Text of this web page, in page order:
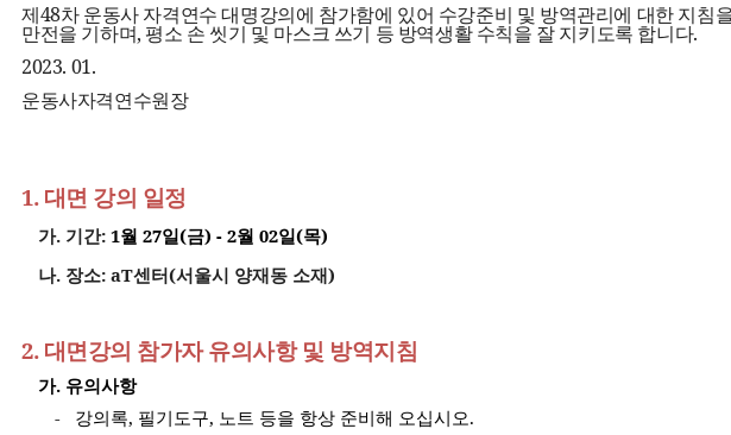
제48차 운동사 자격연수 대명강의에 참가함에 있어 수강준비 및 방역관리에 대한 지
만전을 기하며,평소 손 씻기 및 마스크 쓰기 등 방역생활 수칙을 잘 지키도록 합니다.
2023. 01.
운동사자격연수원장
1. 대면 강의 일정
가. 기간:1월27일(금) - 2월02일(목)
나. 장소: aT센터(서울시 양재동 소재)
2. 대면강의 참가자 유의사항 및 방역지침
가. 유의사항
-
강의록, 필기도구, 노트 등을 항상 준비해 오십시오.